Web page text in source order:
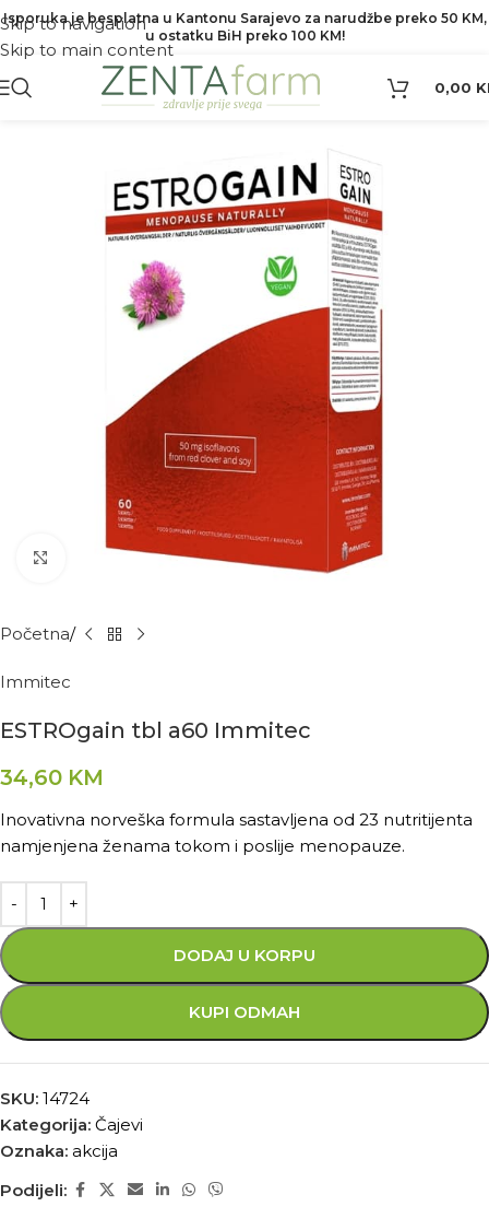
Skip to navigation
Skip to main content
Isporuka je besplatna u Kantonu Sarajevo za narudžbe preko 50 KM,
u ostatku BiH preko 100 KM!
0,00
Kliknite za povećanje
Početna
Immitec
ESTROgain tbl a60 Immitec
34,60 KM
Inovativna norveška formula sastavljena od 23 nutritijenta
namjenjena ženama tokom i poslije menopauze.
DODAJ U KORPU
KUPI ODMAH
SKU: 14724
Kategorija: Čajevi
Oznaka: akcija
Podijeli: